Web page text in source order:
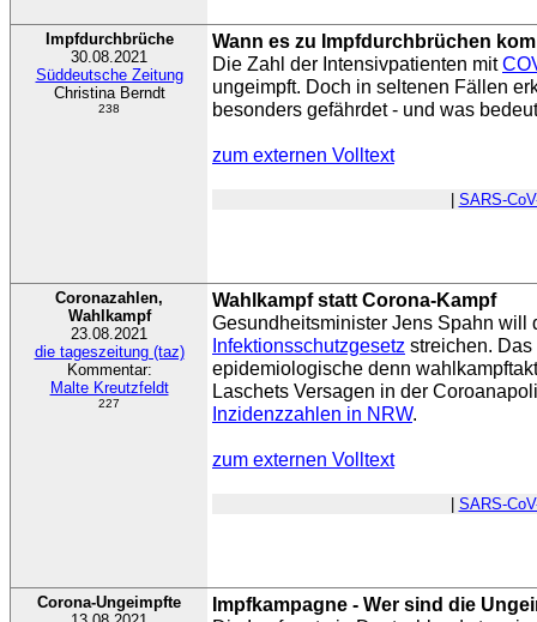
Impfdurchbrüche
30.08.2021
Süddeutsche Zeitung
Christina Berndt
238
Wann es zu Impfdurchbrüchen
Die Zahl der Intensivpatienten mit
ungeimpft. Doch in seltenen Fällen
besonders gefährdet - und was
zum externen Volltext
SARS-
Coronazahlen,
Wahlkampf
23.08.2021
die tageszeitung (taz)
Kommentar:
Malte Kreutzfeldt
227
Wahlkampf statt Corona-Kampf
Gesundheitsminister Jens Spahn will
Infektionsschutzgesetz streichen.
epidemiologische denn
Laschets Versagen in der
Inzidenzzahlen in NRW.
zum externen Volltext
SARS-
Corona-Ungeimpfte
Impfkampagne - Wer sind die